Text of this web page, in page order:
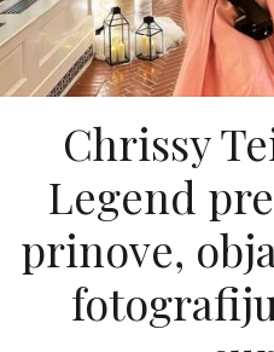
Chrissy
Legend
prinove,